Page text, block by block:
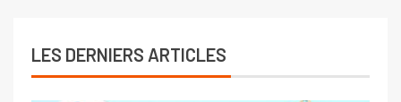
LES DERNIERS ARTICLES